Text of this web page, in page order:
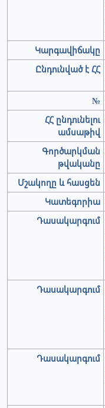
Կարգավիճակը
Ընդունված է ՀՀ
№
ՀՀ ընդունելու
ամսաթիվ
Գործարկման
թվականը
Մշակողը և հասցեն
Կատեգորիա
Դասակարգում
Դասակարգում
Դասակարգում